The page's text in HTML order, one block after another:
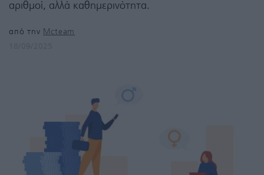
αριθμοί, αλλά καθημερινότητα.
από την Mcteam